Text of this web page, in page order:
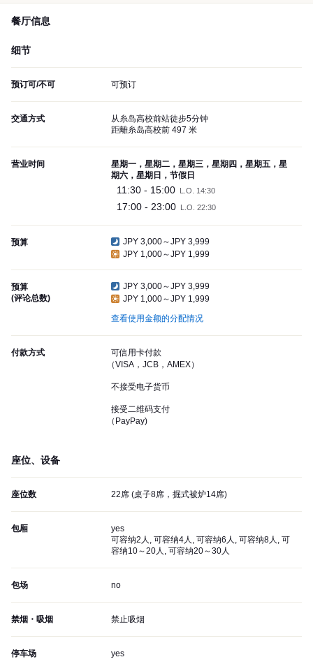
餐厅信息
细节
预订可/不可 可预订
交通方式
从糸岛高校前站徒步5分钟
距離糸岛高校前 497 米
营业时间
星期一，星期二，星期三，星期四，星期五，星
期六，星期日，节假日
11:30 - 15:00 L.O. 14:30
17:00 - 23:00 L.O. 22:30
预算
JPY 3,000～JPY 3,999
JPY 1,000～JPY 1,999
预算
(评论总数)
JPY 3,000～JPY 3,999
JPY 1,000～JPY 1,999
查看使用金额的分配情况
付款方式
可信用卡付款
（VISA，JCB，AMEX）
不接受电子货币
接受二维码支付
（PayPay)
座位、设备
座位数 22席 (桌子8席，掘式被炉14席)
包厢
yes
可容纳2人, 可容纳4人, 可容纳6人, 可容纳8人, 可
容纳10～20人, 可容纳20～30人
包场 no
禁烟・吸烟 禁止吸烟
停车场 yes